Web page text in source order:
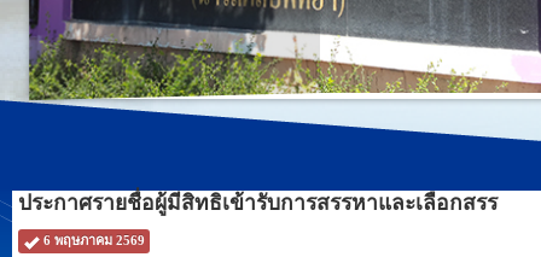
ประกาศรายชื่อผู้มีสิทธิเข้ารับการสรรหาและเลือกสรร
6 พฤษภาคม 2569